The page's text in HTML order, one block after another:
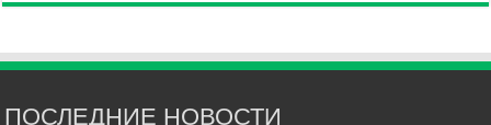
ПОСЛЕДНИЕ НОВОСТИ